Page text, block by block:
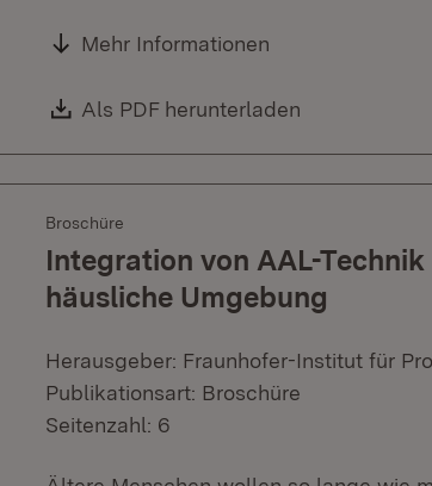
Mehr Informationen
Download:
Als PDF herunterladen
Broschüre
Integration von AAL-
häusliche Umgebung
Herausgeber: Fraunhofer-Institut für
Publikationsart: Broschüre
Seitenzahl: 6